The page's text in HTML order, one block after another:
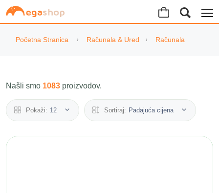
Početna Stranica Računala & Ured Računala
Našli smo 1083 proizvodov.
Pokaži: 12 Sortiraj: Padajuća cijena